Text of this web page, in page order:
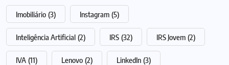
Imobiliário (3) Instagram (5)
Inteligência Artificial (2) IRS (32) IRS Jovem (2)
IVA (11) Lenovo (2) LinkedIn (3)